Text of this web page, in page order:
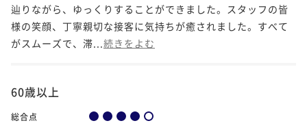
辿りながら、ゆっくりすることができました。スタッフの皆
様の笑顔、丁寧親切な接客に気持ちが癒されました。すべて
がスムーズで、滞... 続きをよむ
60歳以上
総合点